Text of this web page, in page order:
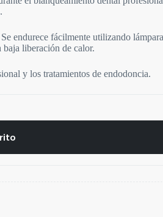
fácilmente utilizando
liberación de calor.
y los tratamientos de endodoncia.